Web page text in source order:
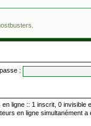
:
en ligne :: 1 inscrit, 0 invisible
en ligne simultanément